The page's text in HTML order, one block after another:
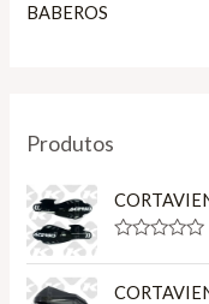
BABEROS
Produtos
a
t